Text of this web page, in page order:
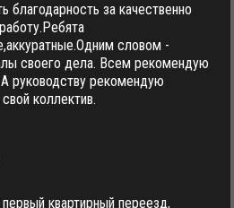
благодарность за качественно
словом -
своего дела. Всем рекомендую
руководству рекомендую
коллектив.
квартирный переезд,